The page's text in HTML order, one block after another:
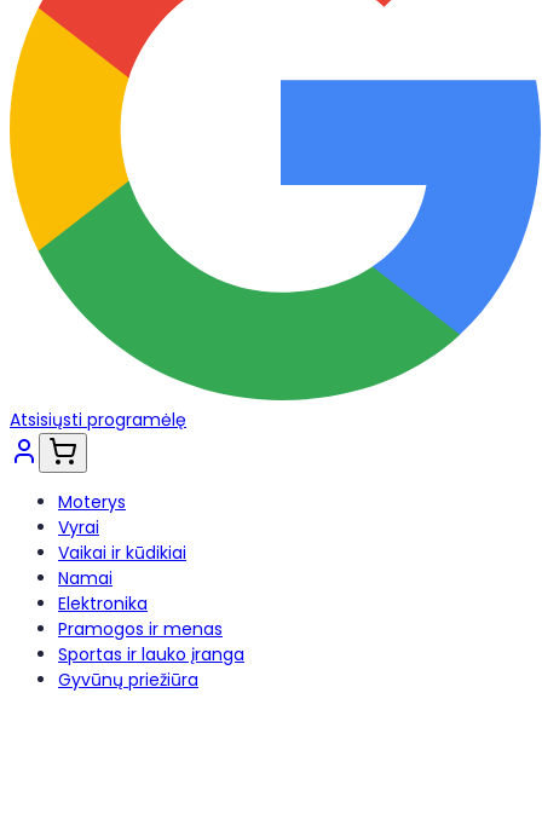
Atsisiųsti programėlę
Moterys
Vyrai
Vaikai ir kūdikiai
Namai
Elektronika
Pramogos ir menas
Sportas ir lauko įranga
Gyvūnų priežiūra